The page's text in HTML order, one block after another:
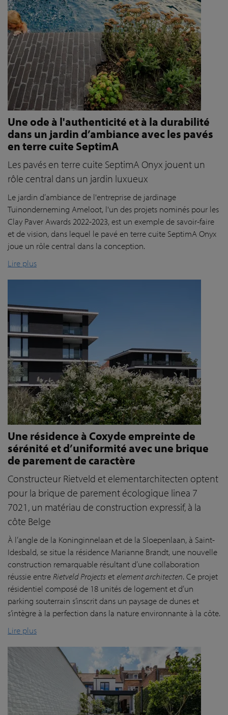
Une ode à l'authenticité et à la durabilité
dans un jardin d’ambiance avec les pavés
en terre cuite SeptimA
Les pavés en terre cuite SeptimA Onyx jouent un
rôle central dans un jardin luxueux
Le jardin d’ambiance de l'entreprise de jardinage
Tuinonderneming Ameloot, l'un des projets nominés pour les
Clay Paver Awards 2022-2023, est un exemple de savoir-faire
et de vision, dans lequel le pavé en terre cuite SeptimA Onyx
joue un rôle central dans la conception.
Lire plus
Une résidence à Coxyde empreinte de
sérénité et d’uniformité avec une brique
de parement de caractère
Constructeur Rietveld et elementarchitecten optent
pour la brique de parement écologique linea 7
7021, un matériau de construction expressif, à la
côte Belge
À l’angle de la Koninginnelaan et de la Sloepenlaan, à Saint-
Idesbald, se situe la résidence Marianne Brandt, une nouvelle
construction remarquable résultant d’une collaboration
réussie entre Rietveld Projectsetelement architecten. Ce projet
résidentiel composé de 18 unités de logement et d’un
parking souterrain s’inscrit dans un paysage de dunes et
s’intègre à la perfection dans la nature environnante à la côte.
Lire plus